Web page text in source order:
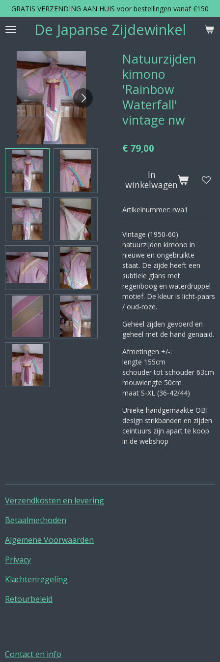
Ga
direct
naar
hoofdinhoud
De Japanse Zijdewinkel
GRATIS VERZENDING AAN HUIS voor bestellingen vanaf €150
Natuurzijden
kimono
'Rainbow
Waterfall'
vintage nw
€ 79,00
In
winkelwagen
Artikelnummer: rwa1
Vintage (1950-60)
natuurzijden kimono in
nieuwe en ongebruikte
staat. De zijde heeft een
subtiele glans met
regenboog en waterdruppel
motief. De kleur is licht-paars
/ oud-roze.
Geheel zijden gevoerd en
geheel met de hand genaaid.
Afmetingen +/-:
lengte 155cm
schouder tot schouder 63cm
mouwlengte 50cm
maat S-XL (36-42/44)
Unieke handgemaakte OBI
design strikbanden en zijden
ceintuurs zijn apart te koop
in de webshop
Verzendkosten en levering
Betaalmethoden
Algemene Voorwaarden
Privacy
Klachtenregeling
Retourbeleid
Contact en info